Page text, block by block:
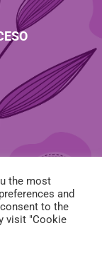
DE PRIVACIDAD
the most
and
to the
visit "Cookie